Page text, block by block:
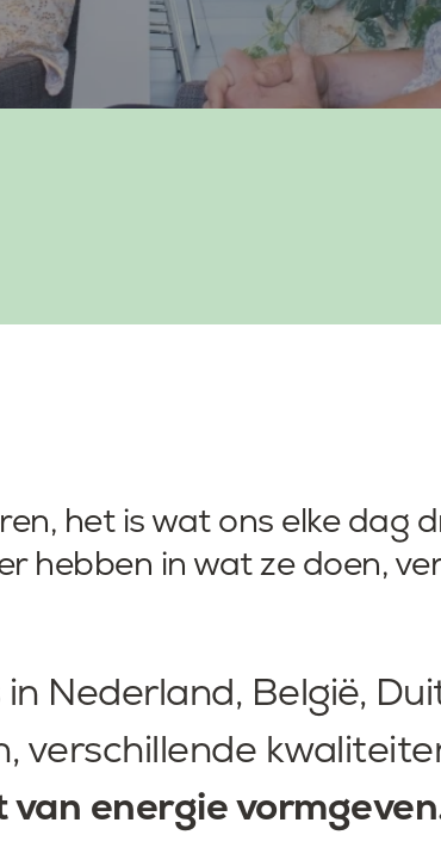
het is wat ons elke dag
hebben in wat ze doen,
Nederland, België,
verschillende
energie